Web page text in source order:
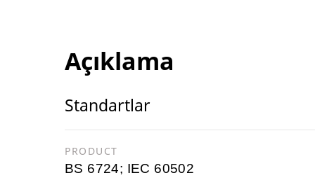
Açıklama
Standartlar
PRODUCT
BS 6724; IEC 60502